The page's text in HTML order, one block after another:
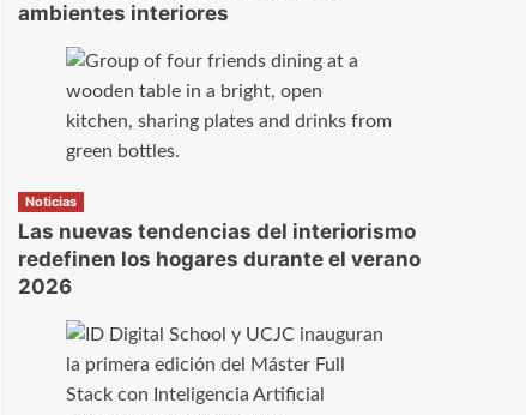
ambientes interiores
Noticias
Las nuevas tendencias del interiorismo
redefinen los hogares durante el verano
2026